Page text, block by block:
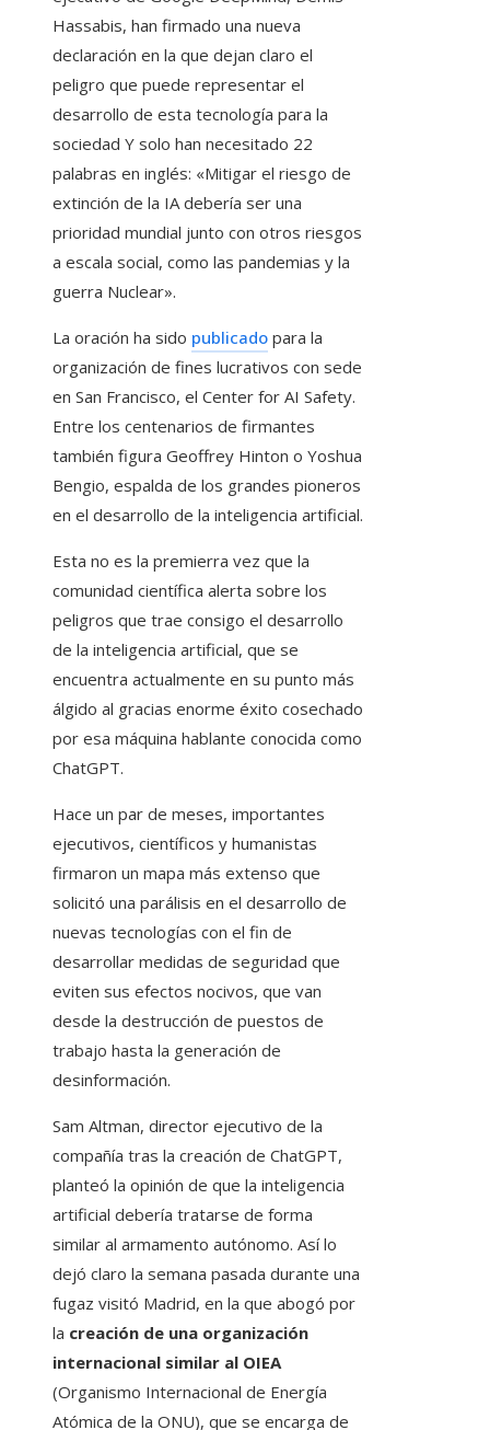
Hassabis, han firmado una nueva
declaración en la que dejan claro el
peligro que puede representar el
desarrollo de esta tecnología para la
sociedad Y solo han necesitado 22
palabras en inglés: «Mitigar el riesgo de
extinción de la IA debería ser una
prioridad mundial junto con otros riesgos
a escala social, como las pandemias y la
guerra Nuclear».
La oración ha sido publicado para la
organización de fines lucrativos con sede
en San Francisco, el Center for AI Safety.
Entre los centenarios de firmantes
también figura Geoffrey Hinton o Yoshua
Bengio, espalda de los grandes pioneros
en el desarrollo de la inteligencia artificial.
Esta no es la premierra vez que la
comunidad científica alerta sobre los
peligros que trae consigo el desarrollo
de la inteligencia artificial, que se
encuentra actualmente en su punto más
álgido al gracias enorme éxito cosechado
por esa máquina hablante conocida como
ChatGPT.
Hace un par de meses, importantes
ejecutivos, científicos y humanistas
firmaron un mapa más extenso que
solicitó una parálisis en el desarrollo de
nuevas tecnologías con el fin de
desarrollar medidas de seguridad que
eviten sus efectos nocivos, que van
desde la destrucción de puestos de
trabajo hasta la generación de
desinformación.
Sam Altman, director ejecutivo de la
compañía tras la creación de ChatGPT,
planteó la opinión de que la inteligencia
artificial debería tratarse de forma
similar al armamento autónomo. Así lo
dejó claro la semana pasada durante una
fugaz visitó Madrid, en la que abogó por
la creación de una organización
internacional similar al OIEA
(Organismo Internacional de Energía
Atómica de la ONU), que se encarga de